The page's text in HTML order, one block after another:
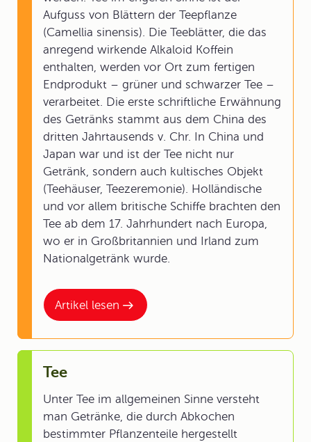
Artikel lesen
Aufguss von Blättern der Teepflanze
(Camellia sinensis). Die Teeblätter, die das
anregend wirkende Alkaloid Koffein
enthalten, werden vor Ort zum fertigen
Endprodukt – grüner und schwarzer Tee –
verarbeitet. Die erste schriftliche Erwähnung
des Getränks stammt aus dem China des
dritten Jahrtausends v. Chr. In China und
Japan war und ist der Tee nicht nur
Getränk, sondern auch kultisches Objekt
(Teehäuser, Teezeremonie). Holländische
und vor allem britische Schiffe brachten den
Tee ab dem 17. Jahrhundert nach Europa,
wo er in Großbritannien und Irland zum
Nationalgetränk wurde.
Tee
Unter Tee im allgemeinen Sinne versteht
man Getränke, die durch Abkochen
bestimmter Pflanzenteile hergestellt